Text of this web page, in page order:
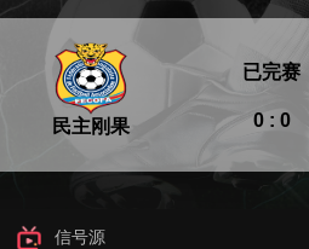
民主刚果 0 : 0
已完赛
信号源